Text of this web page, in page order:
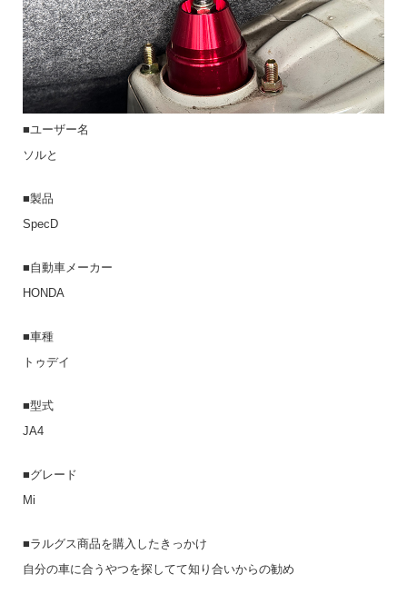
■ユーザー名
ソルと
■製品
SpecD
■自動車メーカー
HONDA
■車種
トゥデイ
■型式
JA4
■グレード
Mi
■ラルグス商品を購入したきっかけ
自分の車に合うやつを探してて知り合いからの勧め